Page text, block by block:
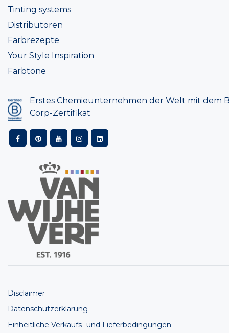
Tinting systems
Distributoren
Farbrezepte
Your Style Inspiration
Farbtöne
Erstes Chemieunternehmen der Welt mit dem
Corp-Zertifikat
Disclaimer
Datenschutzerklärung
Einheitliche Verkaufs- und Lieferbedingungen